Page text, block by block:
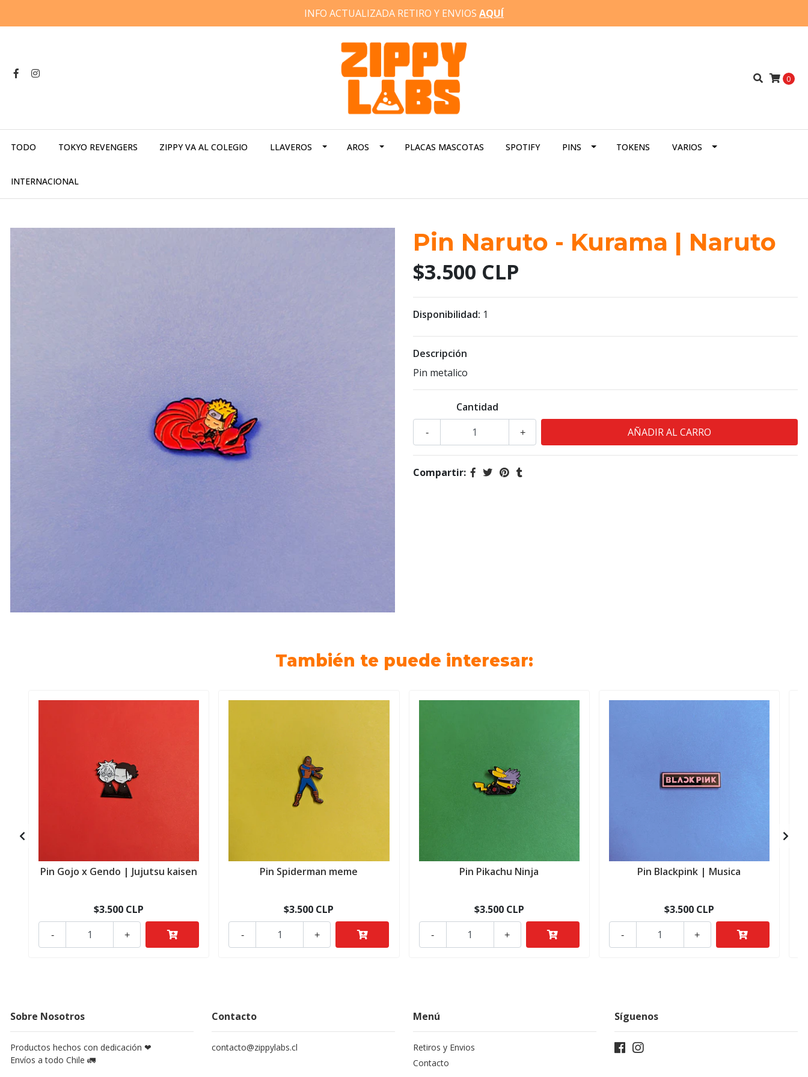
INFO ACTUALIZADA RETIRO Y ENVIOS AQUÍ
0
TODO TOKYO REVENGERS ZIPPY VA AL COLEGIO LLAVEROS AROS PLACAS MASCOTAS SPOTIFY PINS TOKENS VARIOS
INTERNACIONAL
Pin Naruto - Kurama | Naruto
$3.500 CLP
Disponibilidad: 1
Descripción
Pin metalico
Cantidad
+
-
Compartir:
También te puede interesar:
Pin Gojo x Gendo | Jujutsu kaisen
$3.500 CLP
+
-
Pin Spiderman meme
$3.500 CLP
+
-
Pin Pikachu Ninja
$3.500 CLP
+
-
Pin Blackpink | Musica
$3.500 CLP
+
-
Sobre Nosotros
Productos hechos con dedicación ❤
Envíos a todo Chile 🚛
Contacto
contacto@zippylabs.cl
Menú
Retiros y Envios
Contacto
Síguenos